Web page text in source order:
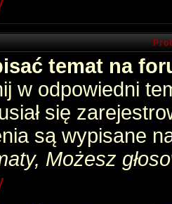
temat na
w odpowiedni
się
są wypisane
Możesz